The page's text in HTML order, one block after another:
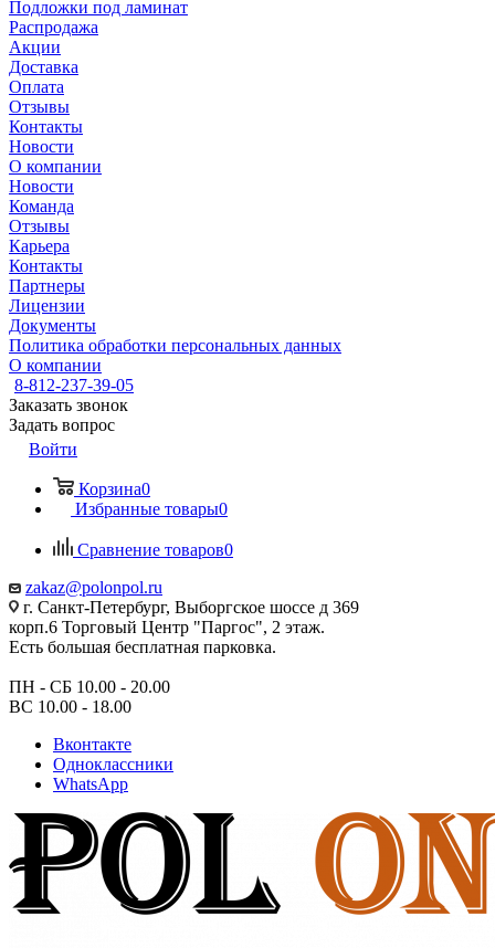
Подложки под ламинат
Распродажа
Акции
Доставка
Оплата
Отзывы
Контакты
Новости
О компании
Новости
Команда
Отзывы
Карьера
Контакты
Партнеры
Лицензии
Документы
Политика обработки персональных данных
О компании
8-812-237-39-05
Заказать звонок
Задать вопрос
Войти
Корзина0
Избранные товары0
Сравнение товаров0
zakaz@polonpol.ru
г. Санкт-Петербург, Выборгское шоссе д 369
корп.6 Торговый Центр "Паргос", 2 этаж.
Есть большая бесплатная парковка.
ПН - СБ 10.00 - 20.00
ВС 10.00 - 18.00
Вконтакте
Одноклассники
WhatsApp